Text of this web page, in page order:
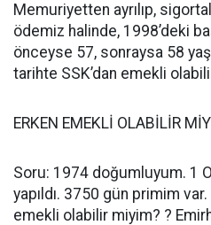
Memuriyetten ayrılıp,
ödemiz halinde, 1998’deki
önceyse 57, sonraysa 58
tarihte SSK’dan emekli
ERKEN EMEKLİ OLABİLİR
Soru: 1974 doğumluyum. 1
yapıldı. 3750 gün primim
emekli olabilir miyim? ?